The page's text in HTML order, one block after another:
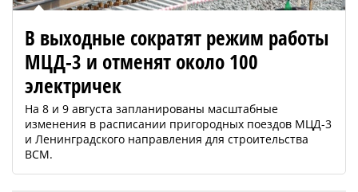
В выходные сократят режим работы
МЦД-3 и отменят около 100
электричек
На 8 и 9 августа запланированы масштабные
изменения в расписании пригородных поездов МЦД-3
и Ленинградского направления для строительства
ВСМ.